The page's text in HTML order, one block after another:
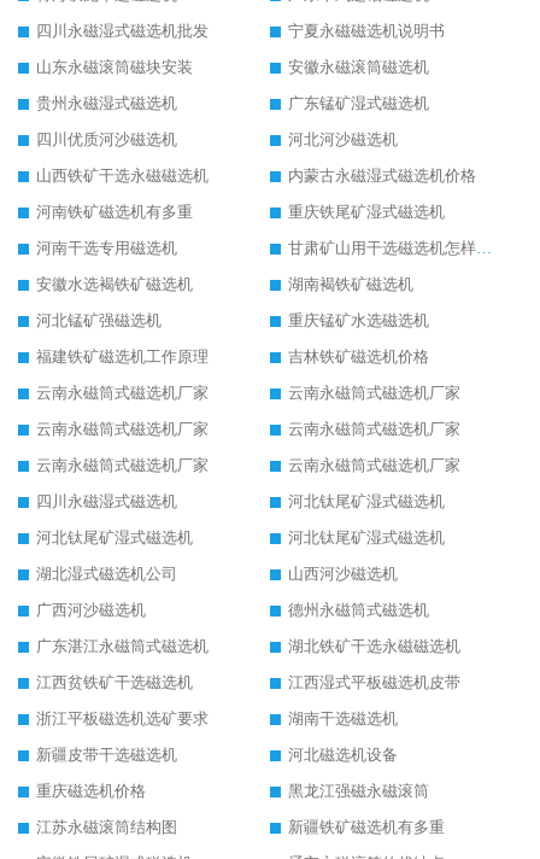
四川永磁湿式磁选机批发
宁夏永磁磁选机说明书
山东永磁滚筒磁块安装
安徽永磁滚筒磁选机
贵州永磁湿式磁选机
广东锰矿湿式磁选机
四川优质河沙磁选机
河北河沙磁选机
山西铁矿干选永磁磁选机
内蒙古永磁湿式磁选机价格
河南铁矿磁选机有多重
重庆铁尾矿湿式磁选机
河南干选专用磁选机
甘肃矿山用干选磁选机怎样调磁
安徽水选褐铁矿磁选机
湖南褐铁矿磁选机
河北锰矿强磁选机
重庆锰矿水选磁选机
福建铁矿磁选机工作原理
吉林铁矿磁选机价格
云南永磁筒式磁选机厂家
云南永磁筒式磁选机厂家
云南永磁筒式磁选机厂家
云南永磁筒式磁选机厂家
云南永磁筒式磁选机厂家
云南永磁筒式磁选机厂家
四川永磁湿式磁选机
河北钛尾矿湿式磁选机
河北钛尾矿湿式磁选机
河北钛尾矿湿式磁选机
湖北湿式磁选机公司
山西河沙磁选机
广西河沙磁选机
德州永磁筒式磁选机
广东湛江永磁筒式磁选机
湖北铁矿干选永磁磁选机
江西贫铁矿干选磁选机
江西湿式平板磁选机皮带
浙江平板磁选机选矿要求
湖南干选磁选机
新疆皮带干选磁选机
河北磁选机设备
重庆磁选机价格
黑龙江强磁永磁滚筒
江苏永磁滚筒结构图
新疆铁矿磁选机有多重